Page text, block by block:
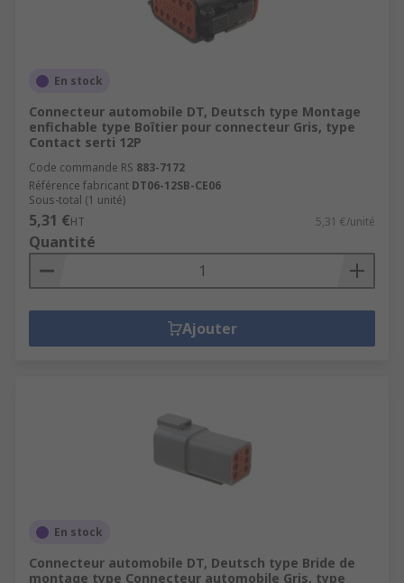
En stock
Connecteur automobile DT, Deutsch type Montage
enfichable type Boîtier pour connecteur Gris, type
Contact serti 12P
Code commande RS 883-7172
Référence fabricant DT06-12SB-CE06
Sous-total (1 unité)
5,31 €HT 5,31 €/unité
Quantité
Ajouter
En stock
Connecteur automobile DT, Deutsch type Bride de
montage type Connecteur automobile Gris, type